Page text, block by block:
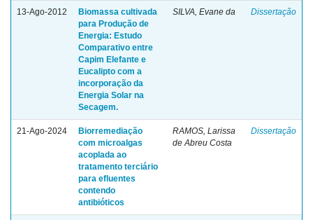
13-Ago-2012
Biomassa cultivada
para Produção de
Energia: Estudo
Comparativo entre
Capim Elefante e
Eucalipto com a
incorporação da
Energia Solar na
Secagem.
SILVA, Evane da Dissertação
21-Ago-2024
Biorremediação
com microalgas
acoplada ao
tratamento terciário
para efluentes
contendo
antibióticos
RAMOS, Larissa
de Abreu Costa
Dissertação